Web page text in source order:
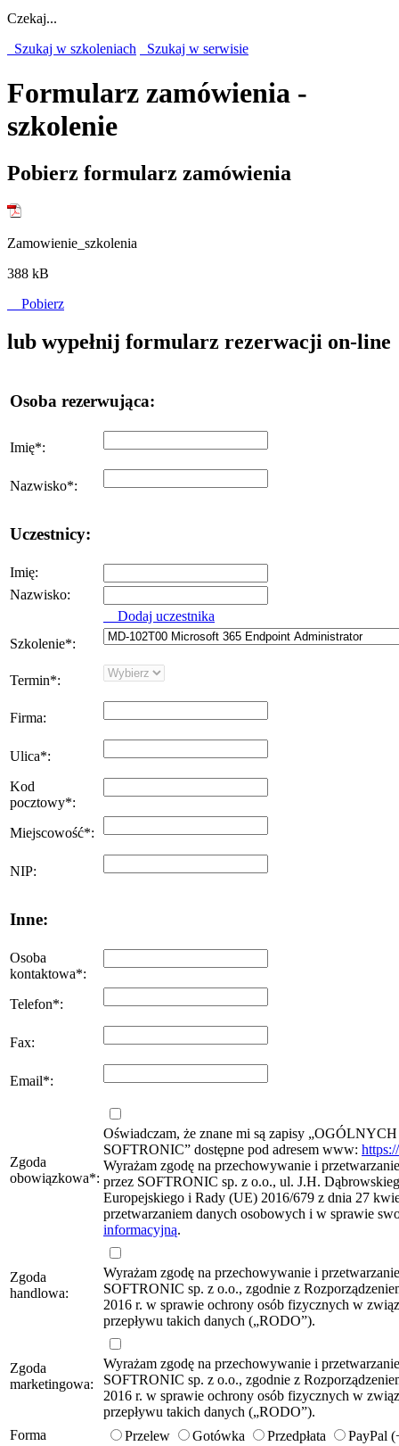
Czekaj...
Szukaj w szkoleniach
Szukaj w serwisie
Formularz zamówienia -
szkolenie
Pobierz formularz zamówienia
Zamowienie_szkolenia
388 kB
Pobierz
lub wypełnij formularz rezerwacji on-line
Osoba rezerwująca:
Imię*:
Nazwisko*:
Uczestnicy:
Imię:
Nazwisko:
Dodaj uczestnika
Szkolenie*:
Termin*:
Firma:
Ulica*:
Kod
pocztowy*:
Miejscowość*:
NIP:
Inne:
Osoba
kontaktowa*:
Telefon*:
Fax:
Email*:
Zgoda
obowiązkowa*:
Oświadczam, że znane mi są zapisy
SOFTRONIC” dostępne pod adresem www:
Wyrażam zgodę na przechowywanie i
przez SOFTRONIC sp. z o.o., ul. J.H.
Europejskiego i Rady (UE) 2016/679 z dnia 27
przetwarzaniem danych osobowych i w sprawie
informacyjną.
Zgoda
handlowa:
Wyrażam zgodę na przechowywanie i
SOFTRONIC sp. z o.o., zgodnie z
2016 r. w sprawie ochrony osób fizycznych w
przepływu takich danych („RODO”).
Zgoda
marketingowa:
Wyrażam zgodę na przechowywanie i
SOFTRONIC sp. z o.o., zgodnie z
2016 r. w sprawie ochrony osób fizycznych w
przepływu takich danych („RODO”).
Forma
Przelew Gotówka Przedpłata PayPal